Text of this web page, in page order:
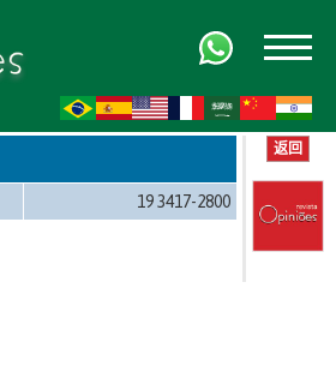
19 3417-2800
返回